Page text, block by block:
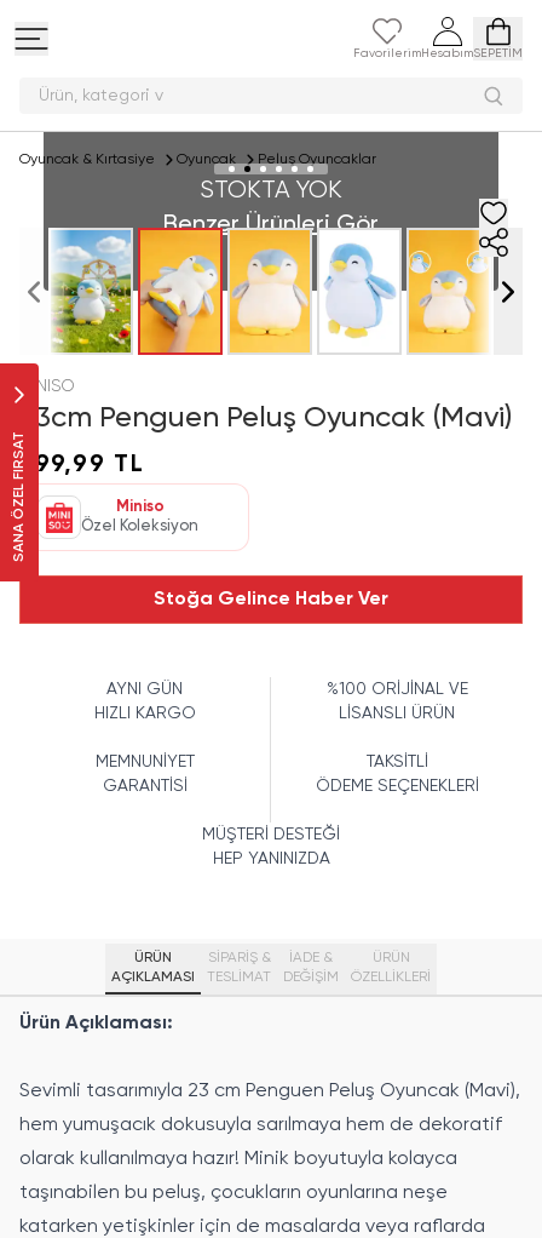
Favorilerim HesabımSEPETİM
Ürün, kateg
SANA ÖZEL FIRSAT
Oyuncak & Kırtasiye Oyuncak Peluş Oyuncaklar
STOKTA YOK
Benzer Ürünleri Gör
MINISO
23cm Penguen Peluş Oyuncak (Mavi)
599,99 TL
Miniso
Özel Koleksiyon
Stoğa Gelince Haber Ver
AYNI GÜN
HIZLI KARGO
%100 ORİJİNAL VE
LİSANSLI ÜRÜN
MEMNUNİYET
GARANTİSİ
TAKSİTLİ
ÖDEME SEÇENEKLERİ
MÜŞTERİ DESTEĞİ
HEP YANINIZDA
ÜRÜN
AÇIKLAMASI
SİPARİŞ &
TESLİMAT
İADE &
DEĞİŞİM
ÜRÜN
ÖZELLIKLERI
Ürün Açıklaması:
Sevimli tasarımıyla 23 cm Penguen Peluş Oyuncak (Mavi),
hem yumuşacık dokusuyla sarılmaya hem de dekoratif
olarak kullanılmaya hazır! Minik boyutuyla kolayca
taşınabilen bu peluş, çocukların oyunlarına neşe
katarken yetişkinler için de masalarda veya raflarda